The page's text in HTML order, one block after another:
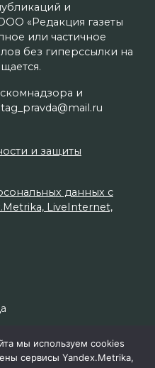
и
«Редакция газеты
или частичное
без гиперссылки на
и
и защиты
данных с
LiveInternet,
мы используем cookies
сервисы Yandex.Metrika,